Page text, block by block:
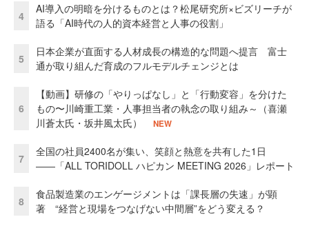
4
AI導入の明暗を分けるものとは？松尾研究所×ビズリーチが
語る「AI時代の人的資本経営と人事の役割」
5
日本企業が直面する人材成長の構造的な問題へ提言 富士
通が取り組んだ育成のフルモデルチェンジとは
6
【動画】研修の「やりっぱなし」と「行動変容」を分けた
もの〜川崎重工業・人事担当者の執念の取り組み～（喜瀬
川蒼太氏・坂井風太氏）
NEW
7
全国の社員2400名が集い、笑顔と熱意を共有した1日
――「ALL TORIDOLL ハピカン MEETING 2026」レポート
8
食品製造業のエンゲージメントは「課長層の失速」が顕
著 “経営と現場をつなげない中間層”をどう変える？